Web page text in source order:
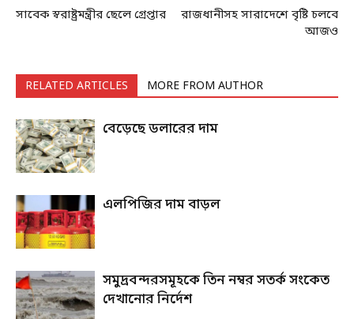
সাবেক স্বরাষ্ট্রমন্ত্রীর ছেলে গ্রেপ্তার
রাজধানীসহ সারাদেশে বৃষ্টি চলবে
আজও
RELATED ARTICLES MORE FROM AUTHOR
বেড়েছে ডলারের দাম
এলপিজির দাম বাড়ল
সমুদ্রবন্দরসমূহকে তিন নম্বর সতর্ক সংকেত
দেখানোর নির্দেশ